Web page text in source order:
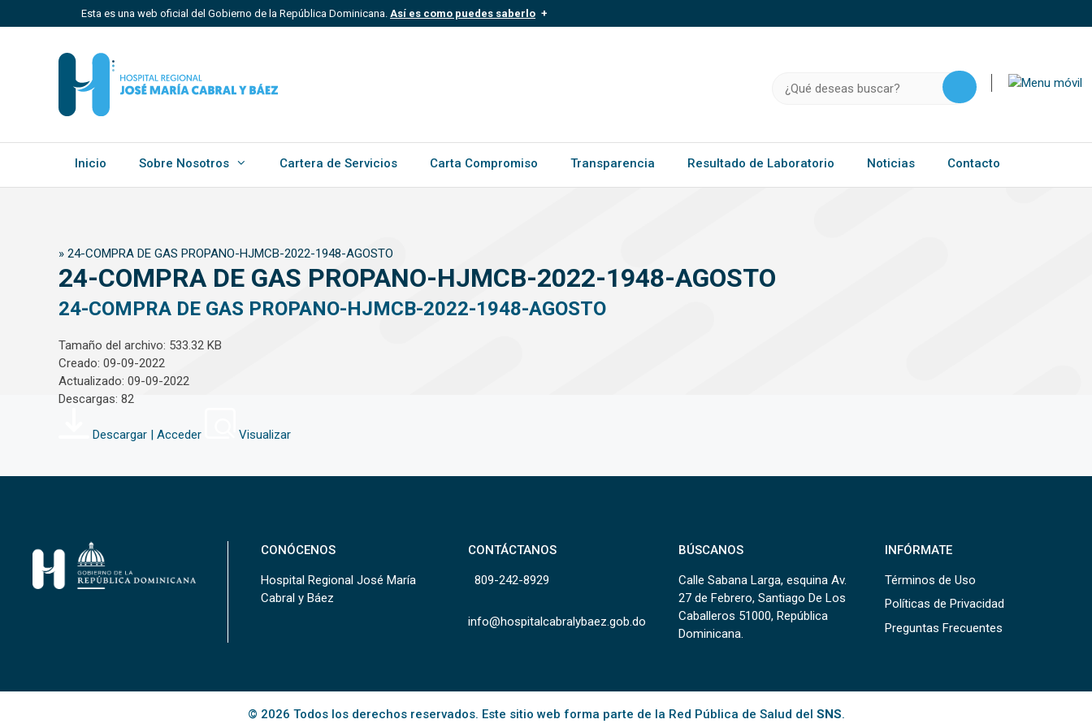
al
Esta es una web oficial del Gobierno de la República Dominicana. Así es como puedes saberlo
Un sitio .gob.do, .gov.do o .mil.do significa que pertenece a una organización oficial del
Estado dominicano.
Inicio Sobre Nosotros Cartera de Servicios Carta Compromiso Transparencia Resultado de Laboratorio Noticias Contacto
» 24-COMPRA DE GAS PROPANO-HJMCB-2022-1948-AGOSTO
24-COMPRA DE GAS PROPANO-HJMCB-2022-1948-AGOSTO
24-COMPRA DE GAS PROPANO-HJMCB-2022-1948-AGOSTO
Tamaño del archivo: 533.32 KB
Creado: 09-09-2022
Actualizado: 09-09-2022
Descargas: 82
Descargar | Acceder Visualizar
CONÓCENOS
Hospital Regional José María
Cabral y Báez
CONTÁCTANOS
809-242-8929
info@hospitalcabralybaez.gob.do
BÚSCANOS
Calle Sabana Larga, esquina Av.
27 de Febrero, Santiago De Los
Caballeros 51000, República
Dominicana.
INFÓRMATE
Términos de Uso
Políticas de Privacidad
Preguntas Frecuentes
© 2026 Todos los derechos reservados. Este sitio web forma parte de la Red Pública de Salud del SNS.